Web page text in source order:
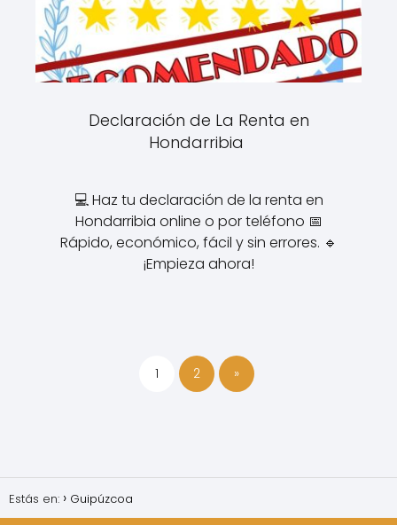
Declaración de La Renta en
Hondarribia
💻 Haz tu declaración de la renta en
Hondarribia online o por teléfono 📅
Rápido, económico, fácil y sin errores. 🔹
¡Empieza ahora!
1 2 »
Estás en: Guipúzcoa